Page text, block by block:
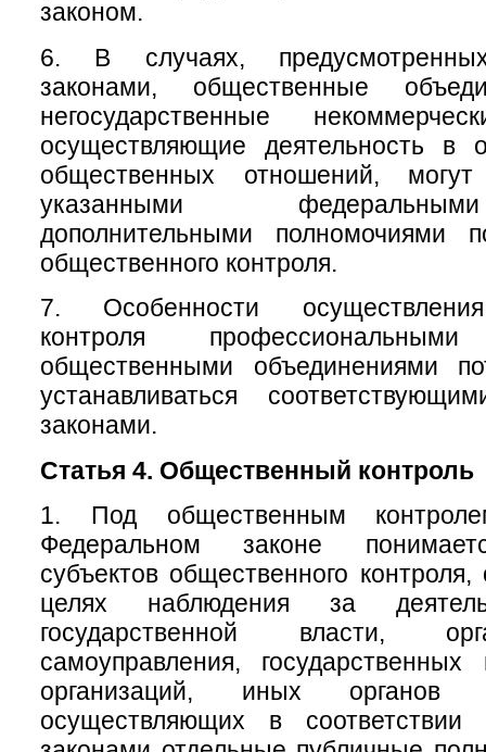
законом.
6. В случаях,
законами, общественные
негосударственные
осуществляющие деятельность в
общественных отношений,
указанными
дополнительными полномочиями
общественного контроля.
7. Особенности
контроля
общественными объединениями
устанавливаться
законами.
Статья 4. Общественный контроль
1. Под общественным
Федеральном законе
субъектов общественного
целях наблюдения за
государственной власти,
самоуправления,
организаций, иных органов
осуществляющих в